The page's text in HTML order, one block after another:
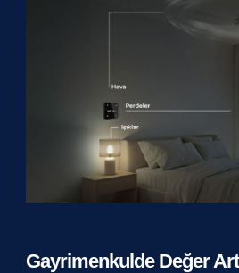
Gayrimenkulde Değer